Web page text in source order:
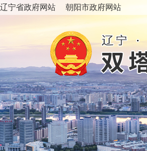
辽宁省政府网站 朝阳市政府网站